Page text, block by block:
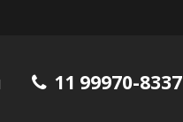
11 99970-8337